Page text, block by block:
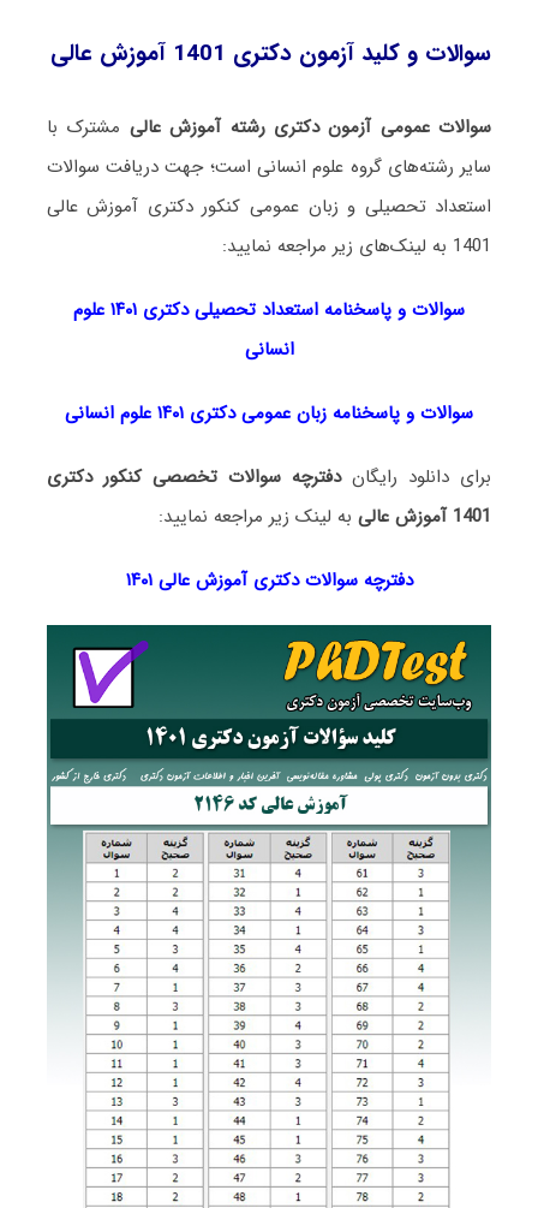
سوالات و کلید آزمون دکتری 1401 آموزش عالی
سوالات عمومی آزمون دکتری رشته آموزش عالی مشترک با
سایر رشته‌های گروه علوم انسانی است؛ جهت دریافت سوالات
استعداد تحصیلی و زبان عمومی کنکور دکتری آموزش عالی
1401 به لینک‌های زیر مراجعه نمایید:
سوالات و پاسخنامه استعداد تحصیلی دکتری
۱۴۰۱ علوم
انسانی
سوالات و پاسخنامه زبان عمومی دکتری ۱۴۰۱ علوم انسانی
برای دانلود رایگاندفترچه سوالات تخصصی کنکور دکتری
1401 آموزش عالی
به لینک زیر مراجعه نمایید:
دفترچه سوالات دکتری آموزش عالی ۱۴۰۱